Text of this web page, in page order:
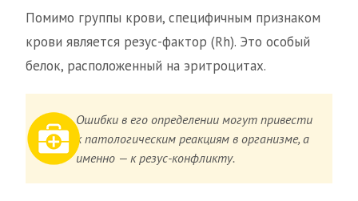
Помимо группы крови, специфичным признаком
крови является резус-фактор (Rh). Это особый
белок, расположенный на эритроцитах.
Ошибки в его определении могут привести
к патологическим реакциям в организме, а
именно — к резус-конфликту.